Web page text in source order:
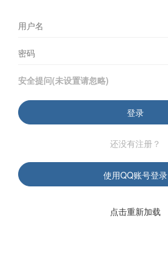
安全提问(未设置请忽略)
登录
还没有注册？
使用QQ账号登录
点击重新加载